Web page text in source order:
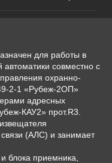
для работы в
совместно с
охранно-
2-1 «Рубеж-2ОП»
адресных
КАУ2» прот.R3.
(АЛС) и занимает
блока приемника,